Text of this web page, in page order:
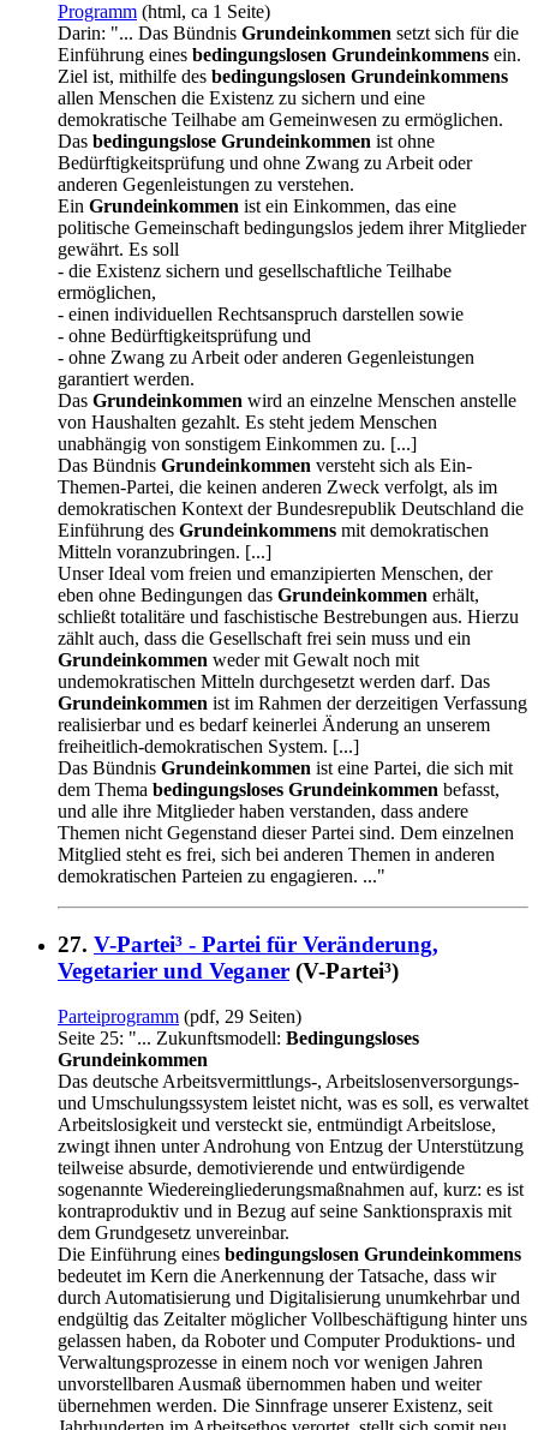
Programm (html, ca 1 Seite)
Darin: "... Das Bündnis Grundeinkommen setzt sich für die
Einführung eines bedingungslosen Grundeinkommens ein.
Ziel ist, mithilfe des bedingungslosen Grundeinkommens
allen Menschen die Existenz zu sichern und eine
demokratische Teilhabe am Gemeinwesen zu ermöglichen.
Das bedingungslose Grundeinkommen ist ohne
Bedürftigkeitsprüfung und ohne Zwang zu Arbeit oder
anderen Gegenleistungen zu verstehen.
Ein Grundeinkommen ist ein Einkommen, das eine
politische Gemeinschaft bedingungslos jedem ihrer Mitglieder
gewährt. Es soll
- die Existenz sichern und gesellschaftliche Teilhabe
ermöglichen,
- einen individuellen Rechtsanspruch darstellen sowie
- ohne Bedürftigkeitsprüfung und
- ohne Zwang zu Arbeit oder anderen Gegenleistungen
garantiert werden.
Das Grundeinkommen wird an einzelne Menschen anstelle
von Haushalten gezahlt. Es steht jedem Menschen
unabhängig von sonstigem Einkommen zu. [...]
Das Bündnis Grundeinkommen versteht sich als Ein-
Themen-Partei, die keinen anderen Zweck verfolgt, als im
demokratischen Kontext der Bundesrepublik Deutschland die
Einführung des Grundeinkommens mit demokratischen
Mitteln voranzubringen. [...]
Unser Ideal vom freien und emanzipierten Menschen, der
eben ohne Bedingungen das Grundeinkommen erhält,
schließt totalitäre und faschistische Bestrebungen aus. Hierzu
zählt auch, dass die Gesellschaft frei sein muss und ein
Grundeinkommen weder mit Gewalt noch mit
undemokratischen Mitteln durchgesetzt werden darf. Das
Grundeinkommen ist im Rahmen der derzeitigen Verfassung
realisierbar und es bedarf keinerlei Änderung an unserem
freiheitlich-demokratischen System. [...]
Das Bündnis Grundeinkommen ist eine Partei, die sich mit
dem Thema bedingungsloses Grundeinkommen befasst,
und alle ihre Mitglieder haben verstanden, dass andere
Themen nicht Gegenstand dieser Partei sind. Dem einzelnen
Mitglied steht es frei, sich bei anderen Themen in anderen
demokratischen Parteien zu engagieren. ..."
27. V-Partei³ - Partei für Veränderung,
Vegetarier und Veganer (V-Partei³)
Parteiprogramm (pdf, 29 Seiten)
Seite 25: "... Zukunftsmodell: Bedingungsloses
Grundeinkommen
Das deutsche Arbeitsvermittlungs-, Arbeitslosenversorgungs-
und Umschulungssystem leistet nicht, was es soll, es verwaltet
Arbeitslosigkeit und versteckt sie, entmündigt Arbeitslose,
zwingt ihnen unter Androhung von Entzug der Unterstützung
teilweise absurde, demotivierende und entwürdigende
sogenannte Wiedereingliederungsmaßnahmen auf, kurz: es ist
kontraproduktiv und in Bezug auf seine Sanktionspraxis mit
dem Grundgesetz unvereinbar.
Die Einführung eines bedingungslosen Grundeinkommens
bedeutet im Kern die Anerkennung der Tatsache, dass wir
durch Automatisierung und Digitalisierung unumkehrbar und
endgültig das Zeitalter möglicher Vollbeschäftigung hinter uns
gelassen haben, da Roboter und Computer Produktions- und
Verwaltungsprozesse in einem noch vor wenigen Jahren
unvorstellbaren Ausmaß übernommen haben und weiter
übernehmen werden. Die Sinnfrage unserer Existenz, seit